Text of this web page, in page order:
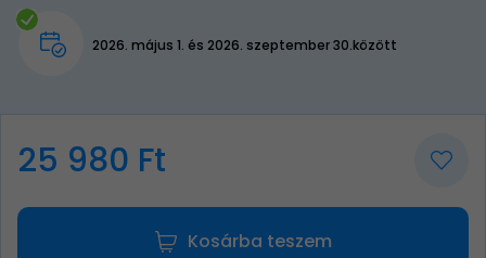
2026. május 1. és 2026. szeptember 30.között
25 980 Ft
Kosárba teszem